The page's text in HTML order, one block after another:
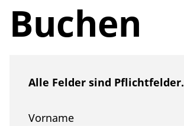
Buchen
Alle Felder sind Pflichtfelder.
Vorname